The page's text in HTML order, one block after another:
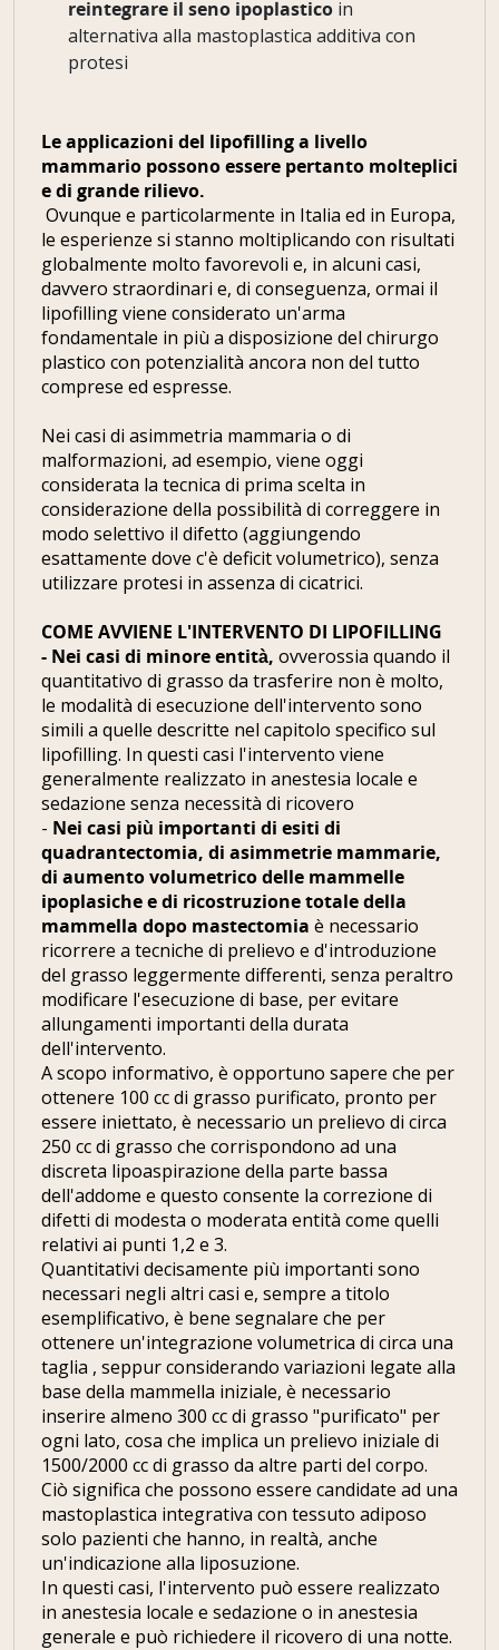
reintegrare il seno ipoplastico in
alternativa alla mastoplastica additiva con
protesi
Le applicazioni del lipofilling a livello
mammario possono essere pertanto molteplici
e di grande rilievo.
Ovunque e particolarmente in Italia ed in Europa,
le esperienze si stanno moltiplicando con risultati
globalmente molto favorevoli e, in alcuni casi,
davvero straordinari e, di conseguenza, ormai il
lipofilling viene considerato un'arma
fondamentale in più a disposizione del chirurgo
plastico con potenzialità ancora non del tutto
comprese ed espresse.
Nei casi di asimmetria mammaria o di
malformazioni, ad esempio, viene oggi
considerata la tecnica di prima scelta in
considerazione della possibilità di correggere in
modo selettivo il difetto (aggiungendo
esattamente dove c'è deficit volumetrico), senza
utilizzare protesi in assenza di cicatrici.
COME AVVIENE L'INTERVENTO DI LIPOFILLING
- Nei casi di minore entità, ovverossia quando il
quantitativo di grasso da trasferire non è molto,
le modalità di esecuzione dell'intervento sono
simili a quelle descritte nel capitolo specifico sul
lipofilling. In questi casi l'intervento viene
generalmente realizzato in anestesia locale e
sedazione senza necessità di ricovero
- Nei casi più importanti di esiti di
quadrantectomia, di asimmetrie mammarie,
di aumento volumetrico delle mammelle
ipoplasiche e di ricostruzione totale della
mammella dopo mastectomia è necessario
ricorrere a tecniche di prelievo e d'introduzione
del grasso leggermente differenti, senza peraltro
modificare l'esecuzione di base, per evitare
allungamenti importanti della durata
dell'intervento.
A scopo informativo, è opportuno sapere che per
ottenere 100 cc di grasso purificato, pronto per
essere iniettato, è necessario un prelievo di circa
250 cc di grasso che corrispondono ad una
discreta lipoaspirazione della parte bassa
dell'addome e questo consente la correzione di
difetti di modesta o moderata entità come quelli
relativi ai punti 1,2 e 3.
Quantitativi decisamente più importanti sono
necessari negli altri casi e, sempre a titolo
esemplificativo, è bene segnalare che per
ottenere un'integrazione volumetrica di circa una
taglia , seppur considerando variazioni legate alla
base della mammella iniziale, è necessario
inserire almeno 300 cc di grasso "purificato" per
ogni lato, cosa che implica un prelievo iniziale di
1500/2000 cc di grasso da altre parti del corpo.
Ciò significa che possono essere candidate ad una
mastoplastica integrativa con tessuto adiposo
solo pazienti che hanno, in realtà, anche
un'indicazione alla liposuzione.
In questi casi, l'intervento può essere realizzato
in anestesia locale e sedazione o in anestesia
generale e può richiedere il ricovero di una notte.